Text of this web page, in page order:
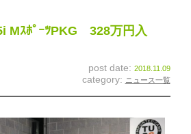
特別作業
スタッフ紹介
MｽﾎﾟｰﾂPKG 328万円入
post date: 2018.11.09
category: ニュース一覧